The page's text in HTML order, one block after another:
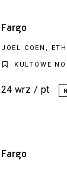
Fargo
JOEL COEN,
KULTOWE
24 wrz / pt
Fargo